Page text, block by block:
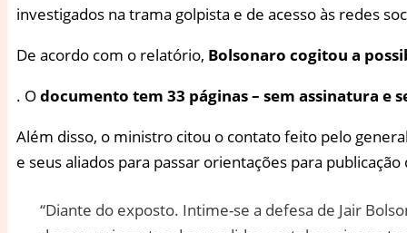
investigados na trama golpista e de acesso às redes
De acordo com o relatório, Bolsonaro cogitou a
. Odocumento tem 33 páginas – sem assinatura e
Além disso, o ministro citou o contato feito pelo
e seus aliados para passar orientações para
“Diante do exposto. Intime-se a defesa de Jair